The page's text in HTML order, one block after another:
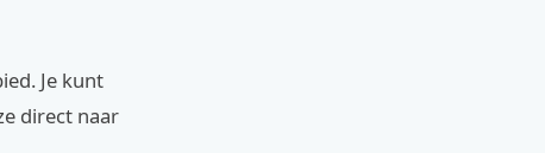
Je kunt
direct naar